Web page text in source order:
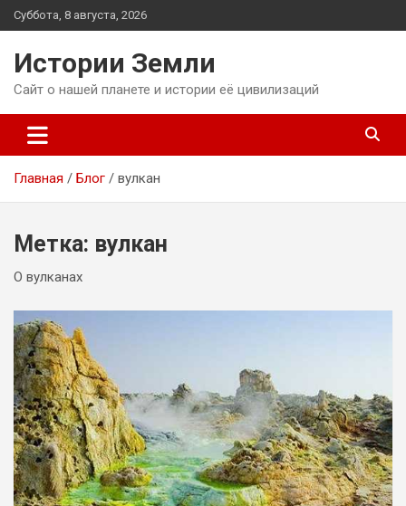
Перейти
к
Суббота, 8 августа, 2026
Истории Земли
Сайт о нашей планете и истории её цивилизаций
Главная Блог вулкан
Метка: вулкан
О вулканах